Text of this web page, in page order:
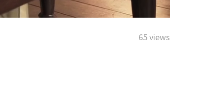
65 views